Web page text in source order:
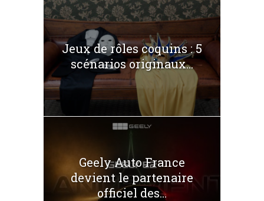
Jeux de rôles coquins : 5
scénarios originaux...
Geely Auto France
devient le partenaire
officiel des...